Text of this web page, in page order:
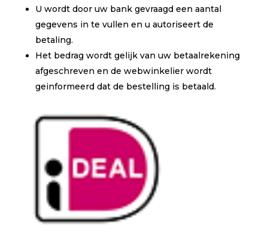
U wordt door uw bank gevraagd een aantal
gegevens in te vullen en u autoriseert de
betaling.
Het bedrag wordt gelijk van uw betaalrekening
afgeschreven en de webwinkelier wordt
geinformeerd dat de bestelling is betaald.